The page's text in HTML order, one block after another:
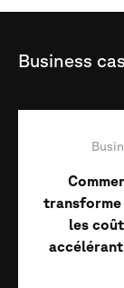
Business
transforme
les